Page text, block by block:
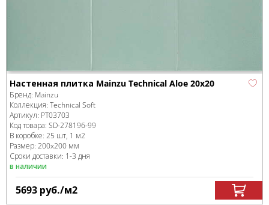
Настенная плитка Mainzu Technical Aloe 20х20
Бренд: Mainzu
Коллекция: Technical Soft
Артикул: PT03703
Код товара: SD-278196-99
В коробке: 25 шт, 1 м2
Размер: 200x200 мм
Сроки доставки: 1-3 дня
в наличии
5693 руб./м2